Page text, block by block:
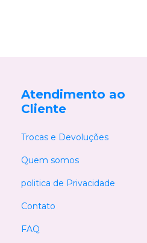
Atendimento ao
Cliente
Trocas e Devoluções
Quem somos
politica de Privacidade
Contato
FAQ